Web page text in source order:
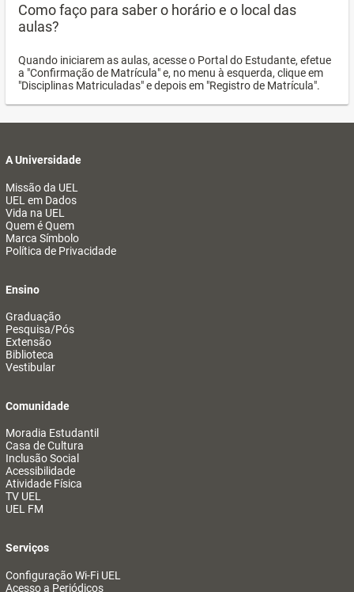
Como faço para saber o horário e o local das
aulas?
Quando iniciarem as aulas, acesse o Portal do Estudante, efetue
a "Confirmação de Matrícula" e, no menu à esquerda, clique em
"Disciplinas Matriculadas" e depois em "Registro de Matrícula".
A Universidade
Missão da UEL
UEL em Dados
Vida na UEL
Quem é Quem
Marca Símbolo
Política de Privacidade
Ensino
Graduação
Pesquisa/Pós
Extensão
Biblioteca
Vestibular
Comunidade
Moradia Estudantil
Casa de Cultura
Inclusão Social
Acessibilidade
Atividade Física
TV UEL
UEL FM
Serviços
Configuração Wi-Fi UEL
Acesso a Periódicos